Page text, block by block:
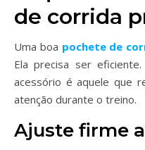
de corrida
Uma boa pochete de
Ela precisa ser
acessório é aquele que
atenção durante o treino.
Ajuste firme